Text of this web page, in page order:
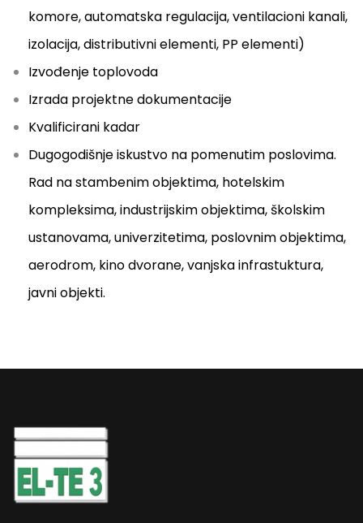
komore, automatska regulacija, ventilacioni kanali,
izolacija, distributivni elementi, PP elementi)
Izvođenje toplovoda
Izrada projektne dokumentacije
Kvalificirani kadar
Dugogodišnje iskustvo na pomenutim poslovima.
Rad na stambenim objektima, hotelskim
kompleksima, industrijskim objektima, školskim
ustanovama, univerzitetima, poslovnim objektima,
aerodrom, kino dvorane, vanjska infrastuktura,
javni objekti.